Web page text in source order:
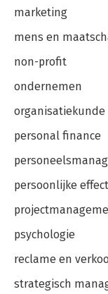
marketing
mens en
non-profit
ondernemen
organisatiekunde
personal finance
persoonlijke
psychologie
reclame en
strategisch